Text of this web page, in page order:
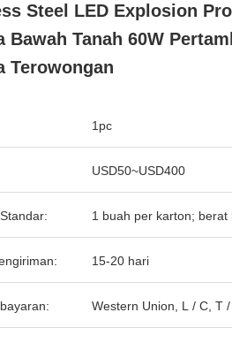
Steel LED Explosion
Bawah Tanah 60W
Terowongan
1pc
USD50~USD400
1 buah per
15-20 hari
Western Union, L / C, T